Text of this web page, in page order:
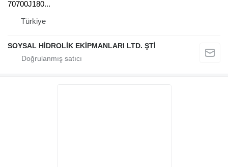
70700J180...
Türkiye
SOYSAL HİDROLİK EKİPMANLARI LTD. ŞTİ